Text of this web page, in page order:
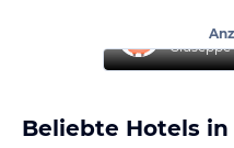
Giuseppe
Beliebte Hotels in